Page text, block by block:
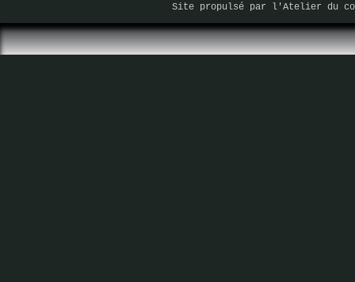
Site propulsé par l'Atelier du